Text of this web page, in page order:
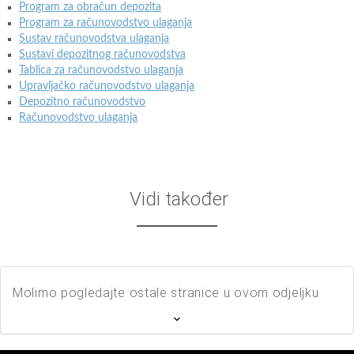
Program za obračun depozita
Program za računovodstvo ulaganja
Sustav računovodstva ulaganja
Sustavi depozitnog računovodstva
Tablica za računovodstvo ulaganja
Upravljačko računovodstvo ulaganja
Depozitno računovodstvo
Računovodstvo ulaganja
Vidi također
Molimo pogledajte ostale stranice u ovom odjeljku